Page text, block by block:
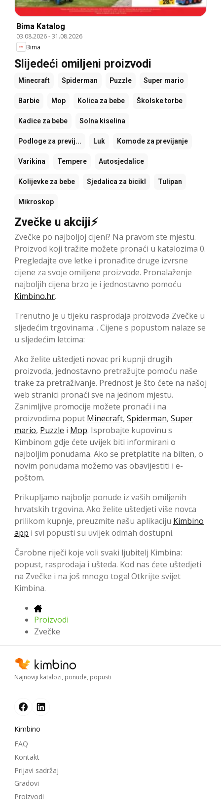
Bima Katalog
03.08.2026-31.08.2026
Bima
Slijedeći omiljeni proizvodi
Minecraft Spiderman Puzzle Super mario
Barbie Mop Kolica za bebe Školske torbe
Kadice za bebe Solna kiselina
Podloge za previj... Luk Komode za previjanje
Varikina Tempere Autosjedalice
Kolijevke za bebe Sjedalica za bicikl Tulipan
Mikroskop
Zvečke u akciji⚡
Zvečke po najboljoj cijeni? Na pravom ste mjestu.
Proizvod koji tražite možete pronaći u katalozima 0.
Pregledajte ove letke i pronađite druge izvrsne
cijene za svoje omiljene proizvode. Pronalaženje
najboljih cijena brzo je i jednostavno pomoću
Kimbino.hr.
Trenutno je u tijeku rasprodaja proizvoda Zvečke u
sljedećim trgovinama: . Cijene s popustom nalaze se
u sljedećim letcima:
Ako želite uštedjeti novac pri kupnji drugih
proizvoda, jednostavno pretražujte pomoću naše
trake za pretraživanje. Prednost je što ćete na našoj
web stranici pronaći sve na jednom mjestu.
Zanimljive promocije možete pronaći i na
proizvodima poput Minecraft, Spiderman, Super
mario, Puzzle i Mop. Isprobajte kupovinu s
Kimbinom gdje ćete uvijek biti informirani o
najboljim ponudama. Ako se pretplatite na bilten, o
novim ponudama možemo vas obavijestiti i e-
poštom.
Prikupljamo najbolje ponude iz vaših omiljenih
hrvatskih trgovina. Ako želite uštedjeti više novca
prilikom kupnje, preuzmite našu aplikaciju Kimbino
app i svi popusti su uvijek odmah dostupni.
Čarobne riječi koje voli svaki ljubitelj Kimbina:
popust, rasprodaja i ušteda. Kod nas ćete uštedjeti
na Zvečke i na još mnogo toga! Otkrijte svijet
Kimbina.
Proizvodi
Zvečke
Najnoviji katalozi, ponude, popusti
Kimbino
FAQ
Kontakt
Prijavi sadržaj
Gradovi
Proizvodi